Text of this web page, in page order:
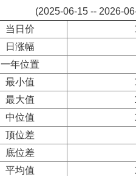
(2025-06-15 -- 2026-
当日价
日涨幅
一年位置
最小值
最大值
中位值
顶位差
底位差
平均值